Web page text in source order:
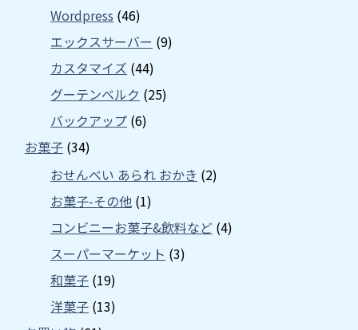
Wordpress (46)
エックスサーバー (9)
カスタマイズ (44)
グーテンベルク (25)
バックアップ (6)
お菓子 (34)
おせんべい あられ おかき (2)
お菓子-その他 (1)
コンビニーお菓子&飲料など (4)
スーパーマーケット (3)
和菓子 (19)
洋菓子 (13)